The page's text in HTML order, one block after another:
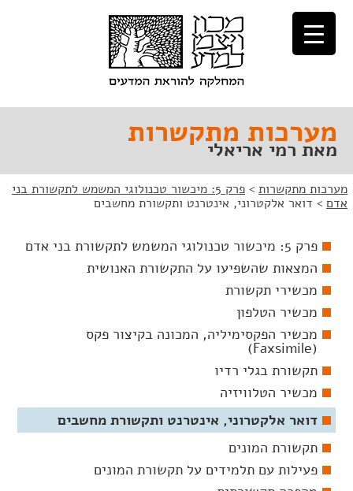
לתוכן
לניווט
מערכות מתקשרות
מאת רמי אריאלי
מערכות מתקשרות >
פרק 5: מיכשור טכנולוגי המשמש לתקשורת בני
אדם > דואר אלקטרוני, אינטרנט ותקשורת מחשבים
פרק 5: מיכשור טכנולוגי המשמש לתקשורת בני אדם
המצאות שהשפיעו על התקשורת האנושית
מכשירי תקשורת
מכשיר הטלפון
מכשיר הפקסימיליה, המכונה בקיצור פקס
(Faxsimile)
תקשורת בגלי רדיו
מכשיר הטלוויזיה
דואר אלקטרוני, אינטרנט ותקשורת מחשבים
תקשורת המונים
פעילות עם תלמידים על תקשורת המונים